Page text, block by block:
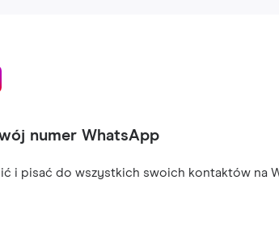
numer WhatsApp
i pisać do wszystkich swoich kontaktów na